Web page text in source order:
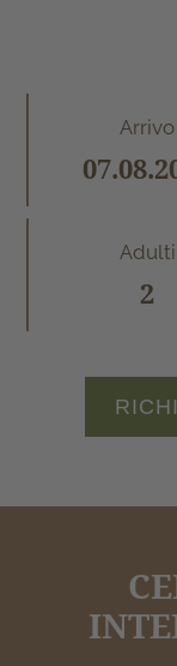
Arrivo
Adulti